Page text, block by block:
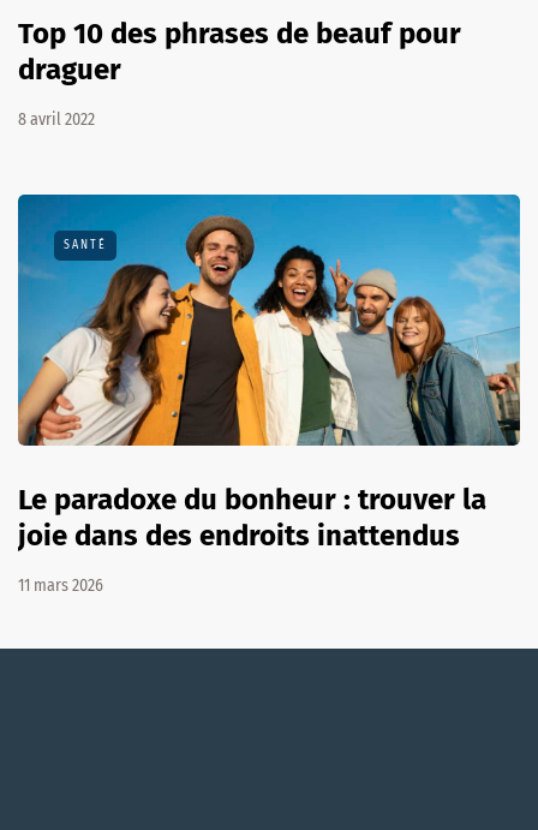
Top 10 des phrases de beauf pour
draguer
8 avril 2022
SANTÉ
Le paradoxe du bonheur : trouver la
joie dans des endroits inattendus
11 mars 2026